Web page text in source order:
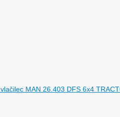
vlačilec MAN 26.403 DFS 6x4